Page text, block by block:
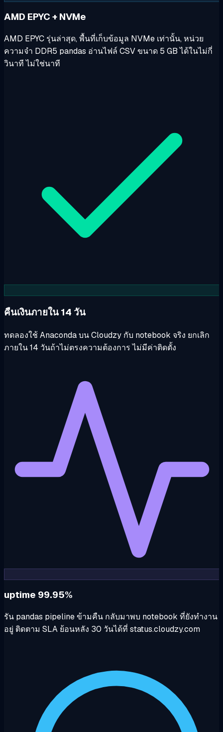
AMD EPYC + NVMe
AMD EPYC รุ่นล่าสุด, พื้นที่เก็บข้อมูล NVMe เท่านั้น, หน่วย
ความจำ DDR5 pandas อ่านไฟล์ CSV ขนาด 5 GB ได้ในไม่กี่
วินาที ไม่ใช่นาที
คืนเงินภายใน 14 วัน
ทดลองใช้ Anaconda บน Cloudzy กับ notebook จริง ยกเลิก
ภายใน 14 วันถ้าไม่ตรงความต้องการ ไม่มีค่าติดตั้ง
uptime 99.95%
รัน pandas pipeline ข้ามคืน กลับมาพบ notebook ที่ยังทำงาน
อยู่ ติดตาม SLA ย้อนหลัง 30 วันได้ที่ status.cloudzy.com